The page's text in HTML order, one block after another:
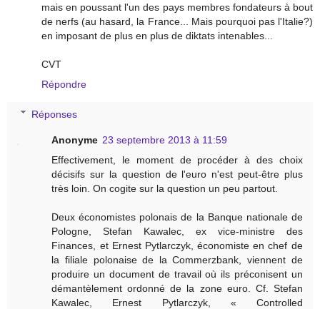
mais en poussant l'un des pays membres fondateurs à bout
de nerfs (au hasard, la France... Mais pourquoi pas l'Italie?)
en imposant de plus en plus de diktats intenables...
CVT
Répondre
Réponses
Anonyme 23 septembre 2013 à 11:59
Effectivement, le moment de procéder à des choix
décisifs sur la question de l'euro n'est peut-être plus
très loin. On cogite sur la question un peu partout.
Deux économistes polonais de la Banque nationale de
Pologne, Stefan Kawalec, ex vice-ministre des
Finances, et Ernest Pytlarczyk, économiste en chef de
la filiale polonaise de la Commerzbank, viennent de
produire un document de travail où ils préconisent un
démantèlement ordonné de la zone euro. Cf. Stefan
Kawalec, Ernest Pytlarczyk, « Controlled